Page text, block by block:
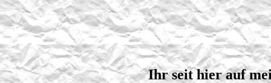
Ihr seit hier auf